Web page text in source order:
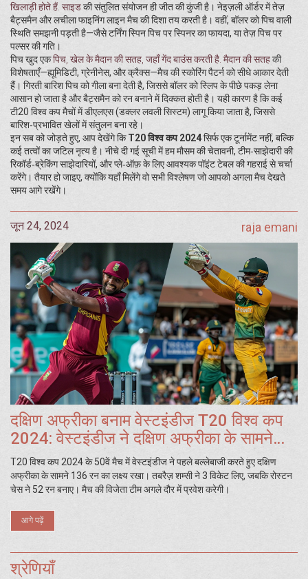
खिलाड़ी होते हैं. साइडकी संतुलित संयोजन ही जीत की कुंजी है। नेइज़ली ऑर्डर में तेज़
बैट्समैन और लचीला फाइनिंग लाइन मैच की दिशा तय करती है। वहीं, बॉलर को पिच वाली
स्थिति समझनी पड़ती है—जैसे टर्निंग स्पिन पिच पर स्पिनर का फायदा, या तेज़ पिच पर
पल्सर की गति।
पिच खुद एकपिच खेल के मैदान की सतह, जहाँ गेंद बाउंस करती है मैदान की सतहकी
विशेषताएँ—ह्यूमिडिटी, ग्रेनीनेस, और क्रैक्स—मैच की स्कोरिंग पैटर्न को सीधे आकार देती
हैं। गिरती बारिश पिच को गीला बना देती है, जिससे बॉलर को स्लिप के पीछे पकड़ लेना
आसान हो जाता है और बैट्समैन को रन बनाने में दिक्कत होती है। यही कारण है कि कई
टी20 विश्व कप मैचों में डीएलएस (डक्लर लवली सिस्टम) लागू किया जाता है, जिससे
बारिश‑प्रभावित खेलों में संतुलन बना रहे।
इन सब को जोड़ते हुए, आप देखेंगे किT20 विश्व कप 2024सिर्फ एक टूर्नामेंट नहीं, बल्कि
कई तत्वों का जटिल नृत्य है। नीचे दी गई सूची में हम मौसम की चेतावनी, टीम‑साझेदारी की
रिकॉर्ड‑ब्रेकिंग साझेदारियों, और प्ले‑ऑफ़ के लिए आवश्यक पॉइंट टेबल की गहराई से चर्चा
करेंगे। तैयार हो जाइए, क्योंकि यहाँ मिलेंगे वो सभी विश्लेषण जो आपको अगला मैच देखते
समय आगे रखेंगे।
जून 24, 2024 raja emani
दक्षिण अफ्रीका बनाम वेस्टइंडीज T20 विश्व कप
2024: वेस्टइंडीज ने दक्षिण अफ्रीका के सामने
136 रन का लक्ष्य रखा, तबरैज़ शम्सी ने 3 विकेट
लिए और रोस्टन चेस ने अर्धशतक जड़ा
T20 विश्व कप 2024 के 50वें मैच में वेस्टइंडीज ने पहले बल्लेबाजी करते हुए दक्षिण
अफ्रीका के सामने 136 रन का लक्ष्य रखा। तबरैज़ शम्सी ने 3 विकेट लिए, जबकि रोस्टन
चेस ने 52 रन बनाए। मैच की विजेता टीम अगले दौर में प्रवेश करेगी।
आगे पढ़ें
श्रेणियाँ